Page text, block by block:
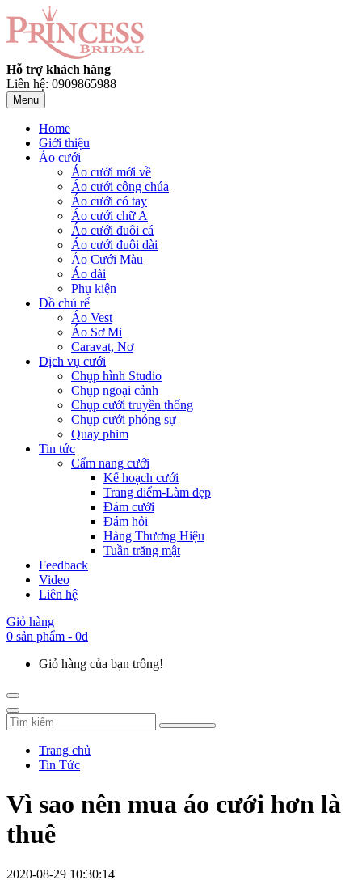
Hỗ trợ khách hàng
Liên hệ: 0909865988
Menu
Home
Giới thiệu
Áo cưới
Áo cưới mới về
Áo cưới công chúa
Áo cưới có tay
Áo cưới chữ A
Áo cưới đuôi cá
Áo cưới đuôi dài
Áo Cưới Màu
Áo dài
Phụ kiện
Đồ chú rể
Áo Vest
Áo Sơ Mi
Caravat, Nơ
Dịch vụ cưới
Chụp hình Studio
Chụp ngoại cảnh
Chụp cưới truyền thống
Chụp cưới phóng sự
Quay phim
Tin tức
Cẩm nang cưới
Kế hoạch cưới
Trang điểm-Làm đẹp
Đám cưới
Đám hỏi
Hàng Thương Hiệu
Tuần trăng mật
Feedback
Video
Liên hệ
Giỏ hàng
0 sản phẩm - 0đ
Giỏ hàng của bạn trống!
Trang chủ
Tin Tức
Vì sao nên mua áo cưới hơn là
thuê
2020-08-29 10:30:14